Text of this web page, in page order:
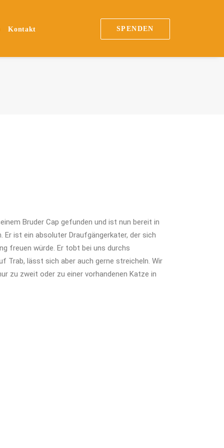
Kontakt SPENDEN
Bruder Cap gefunden und ist nun bereit in
Er ist ein absoluter Draufgängerkater, der sich
freuen würde. Er tobt bei uns durchs
Trab, lässt sich aber auch gerne streicheln. Wir
zu zweit oder zu einer vorhandenen Katze in